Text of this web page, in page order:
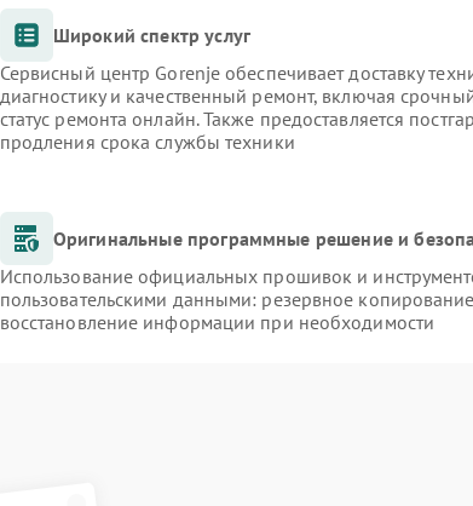
Широкий спектр услуг
Сервисный центр Gorenje обеспечивает доставку
диагностику и качественный ремонт, включая
статус ремонта онлайн. Также предоставляется
продления срока службы техники
Оригинальные программные решение и
Использование официальных прошивок и
пользовательскими данными: резервное
восстановление информации при необходимости